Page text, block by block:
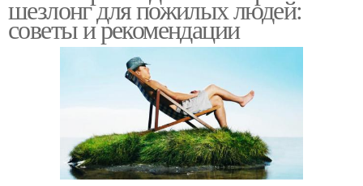
шезлонг для пожилых людей:
советы и рекомендации